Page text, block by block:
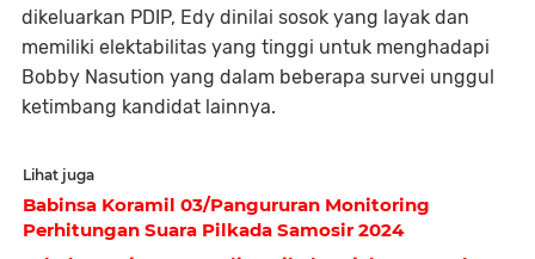
dikeluarkan PDIP, Edy dinilai sosok yang layak dan
memiliki elektabilitas yang tinggi untuk menghadapi
Bobby Nasution yang dalam beberapa survei unggul
ketimbang kandidat lainnya.
Lihat juga
Babinsa Koramil 03/Pangururan Monitoring
Perhitungan Suara Pilkada Samosir 2024